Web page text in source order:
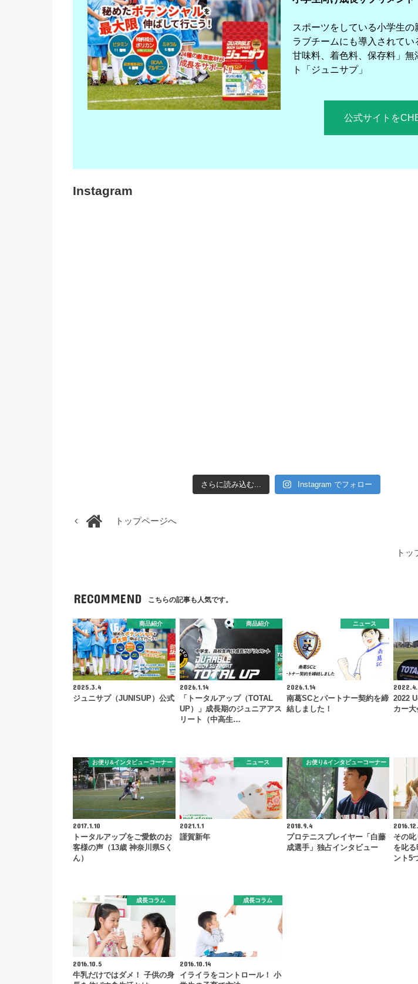
スポーツをしている小学生の
ラブチームにも導入されてい
甘味料、着色料、保存料」無
ト「ジュニサプ」
公式サイトを
Instagram
さらに読み込む... Instagram でフォロー
トップページへ
トッ
RECOMMEND こちらの記事も人気です。
商品紹介
2025.3.4
ジュニサプ（JUNISUP）公式
商品紹介
2026.1.14
「トータルアップ（TOTAL
UP）」成長期のジュニアアス
リート（中高生…
ニュース
2026.1.14
南葛SCとパートナー契約を締
結しました！
2022
カー大
お便り&インタビューコーナー
2017.1.10
トータルアップをご愛飲のお
客様の声（13歳 神奈川県Sく
ん）
ニュース
2021.1.1
謹賀新年
お便り&インタビューコーナー
2018.9.4
プロテニスプレイヤー「白藤
成選手」独占インタビュー
その
を叱
ント5
成長コラム
2016.10.5
牛乳だけではダメ！ 子供の身
成長コラム
2016.10.14
イライラをコントロール！ 小